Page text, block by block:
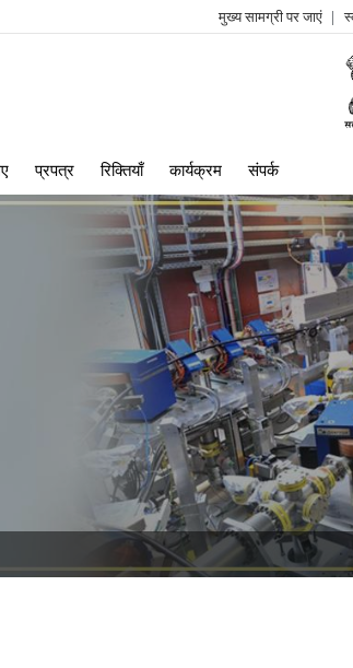
मुख्य सामग्री पर जाएं
प्रपत्र रिक्तियाँ कार्यक्रम संपर्क